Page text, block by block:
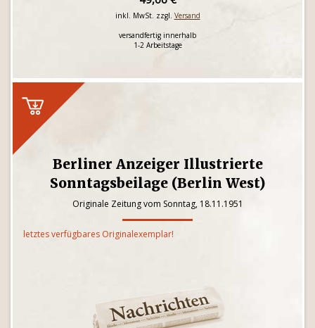
inkl. MwSt. zzgl. Versand
versandfertig innerhalb
1-2 Arbeitstage
Berliner Anzeiger Illustrierte
Sonntagsbeilage (Berlin West)
Originale Zeitung vom Sonntag, 18.11.1951
letztes verfügbares Originalexemplar!